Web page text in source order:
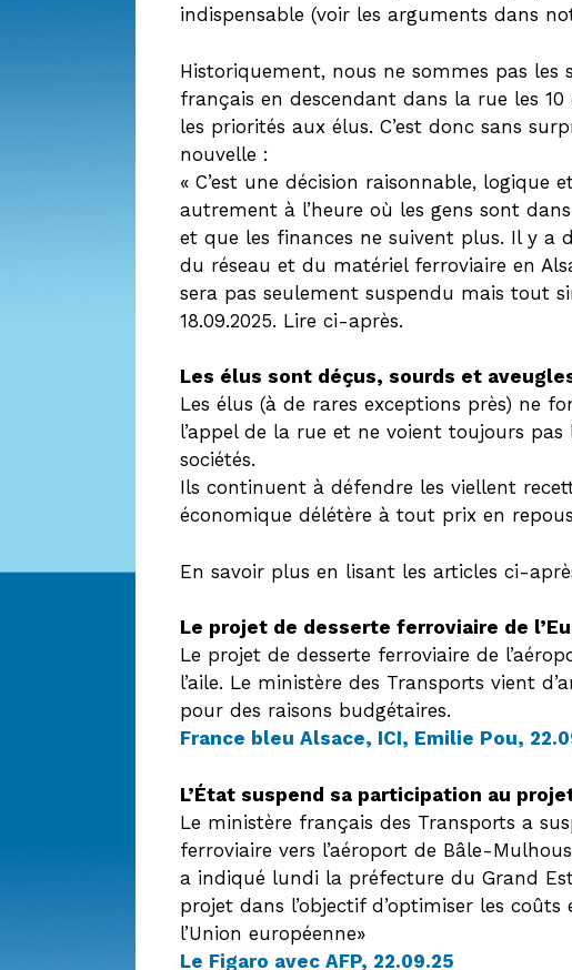
indispensable (voir les arguments dans
Historiquement, nous ne sommes pas les
français en descendant dans la rue les
les priorités aux élus. C’est donc sans
nouvelle :
« C’est une décision raisonnable, logique
autrement à l’heure où les gens sont
et que les finances ne suivent plus. Il y a
du réseau et du matériel ferroviaire en
sera pas seulement suspendu mais tout
18.09.2025. Lire ci-après.
Les élus sont déçus, sourds et
Les élus (à de rares exceptions près) ne
l’appel de la rue et ne voient toujours
sociétés.
Ils continuent à défendre les viellent
économique délétère à tout prix en
En savoir plus en lisant les articles ci-
Le projet de desserte ferroviaire de
Le projet de desserte ferroviaire de
l’aile. Le ministère des Transports vient
pour des raisons budgétaires.
France bleu Alsace, ICI, Emilie Pou,
L’État suspend sa participation au
Le ministère français des Transports a
ferroviaire vers l’aéroport de Bâle-
a indiqué lundi la préfecture du Grand
projet dans l’objectif d’optimiser les
l’Union européenne»
Le Figaro avec AFP, 22.09.25